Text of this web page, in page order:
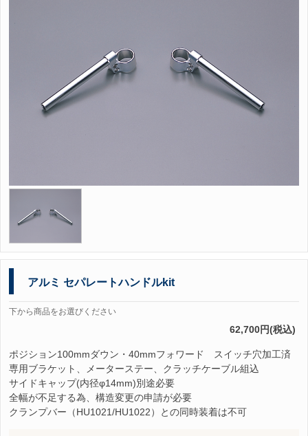
アルミ セパレートハンドルkit
下から商品をお選びください
62,700円(税込)
ポジション100mmダウン・40mmフォワード スイッチ穴加工済
専用ブラケット、メーターステー、クラッチケーブル組込
サイドキャップ(内径φ14mm)別途必要
全幅が不足する為、構造変更の申請が必要
クランプバー（HU1021/HU1022）との同時装着は不可